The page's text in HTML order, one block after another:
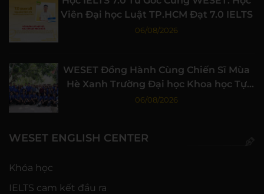
Viên Đại học Luật TP.HCM Đạt 7.0 IELTS
06/08/2026
WESET Đồng Hành Cùng Chiến Sĩ Mùa
Hè Xanh Trường Đại học Khoa học Tự
nhiên, ĐHQG-HCM
06/08/2026
WESET ENGLISH CENTER
Khóa học
IELTS cam kết đầu ra